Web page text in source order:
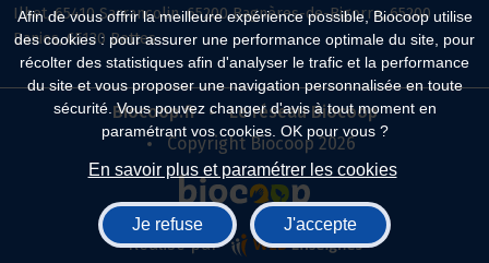
Afin de vous offrir la meilleure expérience possible, Biocoop utilise
des cookies : pour assurer une performance optimale du site, pour
récolter des statistiques afin d'analyser le trafic et la performance
du site et vous proposer une navigation personnalisée en toute
sécurité. Vous pouvez changer d'avis à tout moment en
paramétrant vos cookies. OK pour vous ?
En savoir plus et paramétrer les cookies
Je refuse J'accepte
Ilhet, 65410 Sarrancolin, 65200 Bagnères-de-Bigorre, 65200
Banios, 65130 Bettes
Biocoop.fr
Le réseau Biocoop
Copyright Biocoop 2026
Réalisé par